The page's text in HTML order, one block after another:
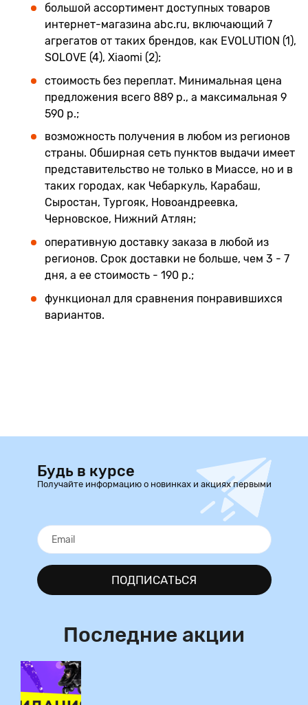
большой ассортимент доступных товаров
интернет-магазина abc.ru, включающий 7
агрегатов от таких брендов, как EVOLUTION (1),
SOLOVE (4), Xiaomi (2);
стоимость без переплат. Минимальная цена
предложения всего 889 р., а максимальная 9
590 р.;
возможность получения в любом из регионов
страны. Обширная сеть пунктов выдачи имеет
представительство не только в Миассе, но и в
таких городах, как Чебаркуль, Карабаш,
Сыростан, Тургояк, Новоандреевка,
Черновское, Нижний Атлян;
оперативную доставку заказа в любой из
регионов. Срок доставки не больше, чем 3 - 7
дня, а ее стоимость - 190 р.;
функционал для сравнения понравившихся
вариантов.
Будь в курсе
Получайте информацию о новинках и акциях первыми
ПОДПИСАТЬСЯ
Последние акции